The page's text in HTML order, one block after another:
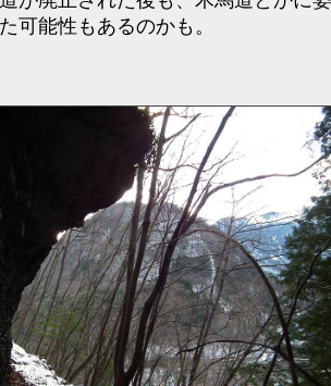
可能性もあるのかも。